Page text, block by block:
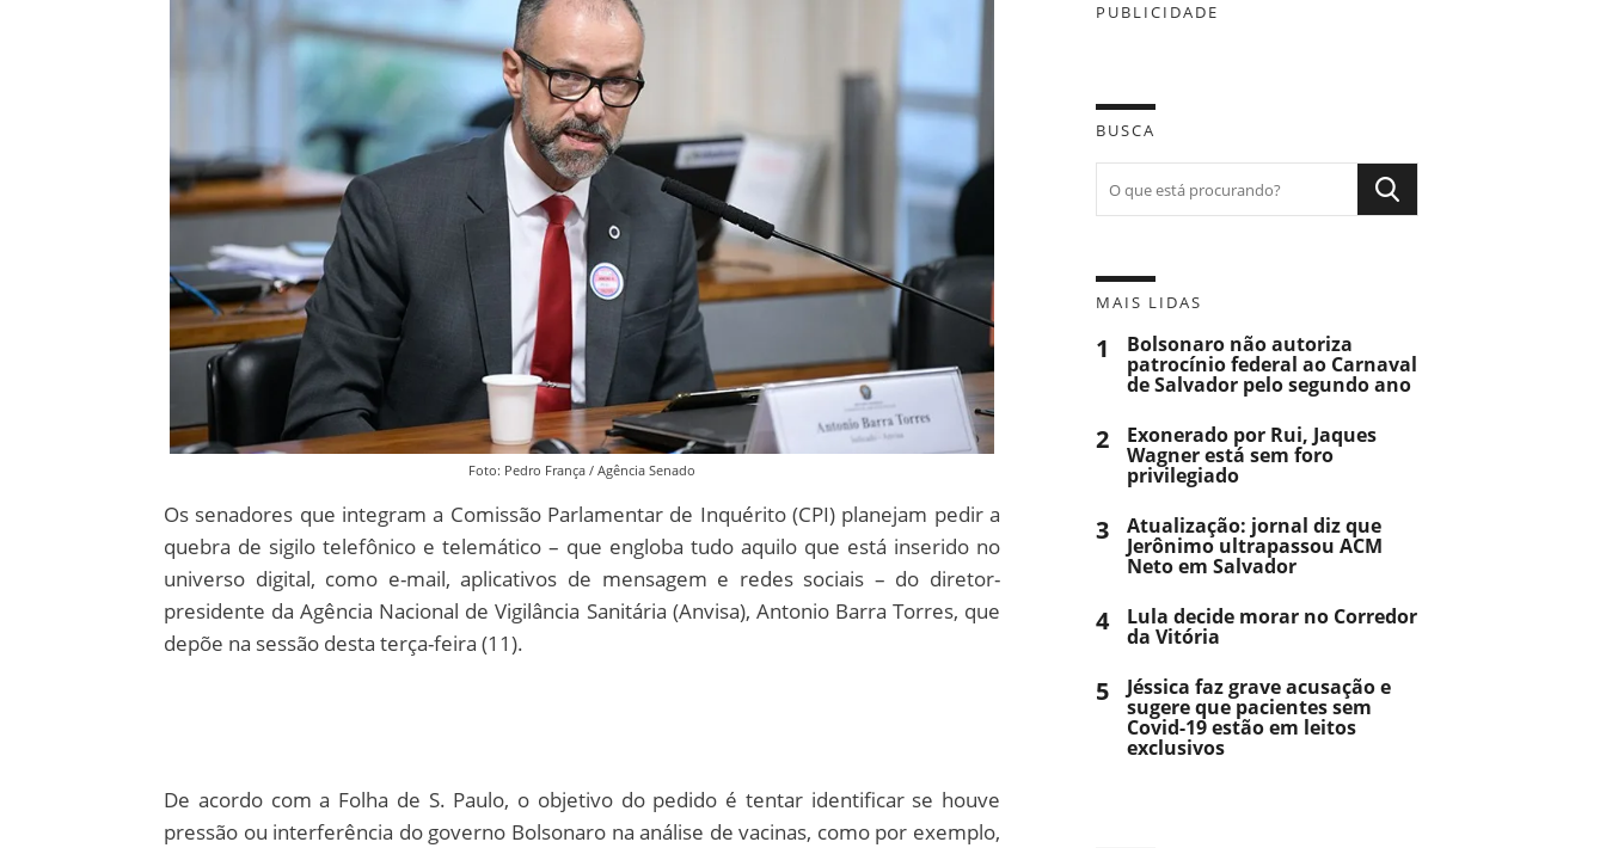
Foto: Pedro França / Agência Senado
Os senadores que integram a Comissão Parlamentar de Inquérito (CPI) planejam pedir a
quebra de sigilo telefônico e telemático – que engloba tudo aquilo que está inserido no
universo digital, como e-mail, aplicativos de mensagem e redes sociais – do diretor-
presidente da Agência Nacional de Vigilância Sanitária (Anvisa), Antonio Barra Torres, que
depõe na sessão desta terça-feira (11).
De acordo com a Folha de S. Paulo, o objetivo do pedido é tentar identificar se houve
pressão ou interferência do governo Bolsonaro na análise de vacinas, como por exemplo,
PUBLICIDADE
BUSCA
MAIS LIDAS
1 Bolsonaro não autoriza
patrocínio federal ao Carnaval
de Salvador pelo segundo ano
2 Exonerado por Rui, Jaques
Wagner está sem foro
privilegiado
3 Atualização: jornal diz que
Jerônimo ultrapassou ACM
Neto em Salvador
4 Lula decide morar no Corredor
da Vitória
5 Jéssica faz grave acusação e
sugere que pacientes sem
Covid-19 estão em leitos
exclusivos